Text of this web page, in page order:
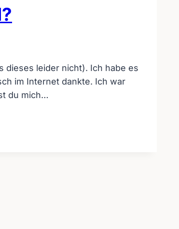
dieses leider nicht). Ich habe es
im Internet dankte. Ich war
du mich…